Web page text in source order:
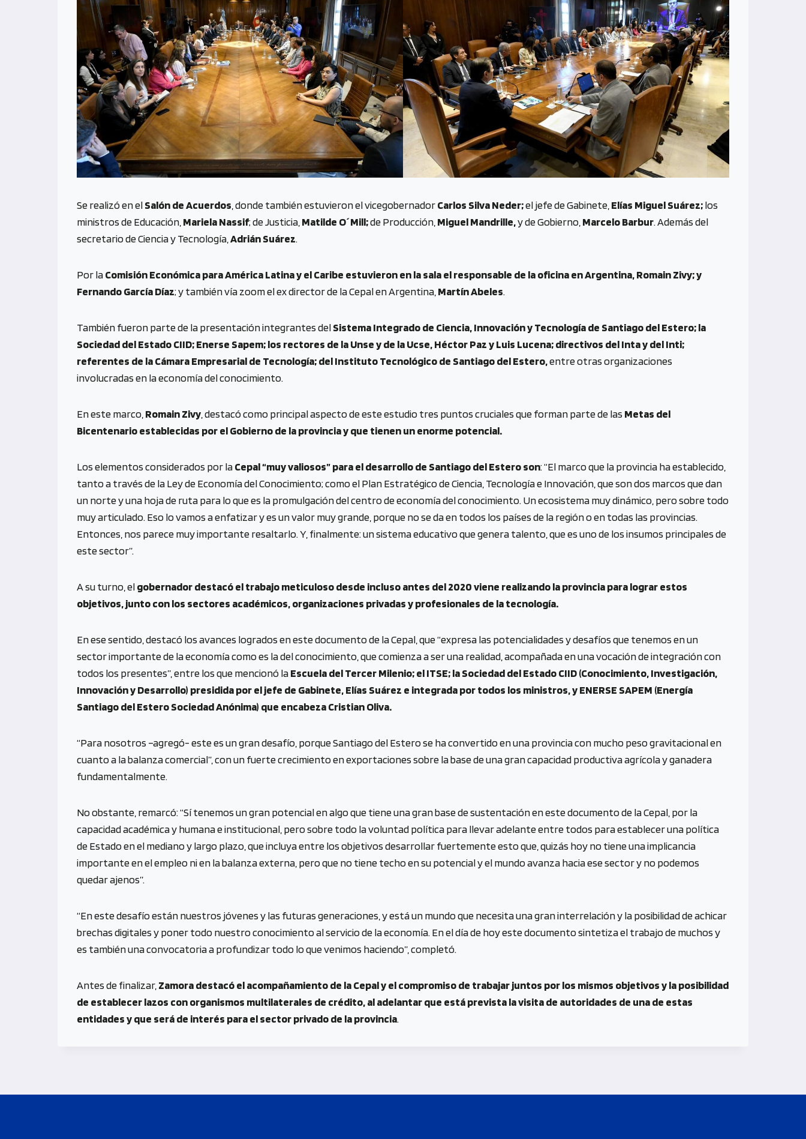
Se realizó en elSalón de Acuerdos , donde también estuvieron el vicegobernadorCarlos Silva Neder;el jefe de Gabinete, Elías Miguel Suárez;los
ministros de Educación, Mariela Nassif; de Justicia, Matilde O´Mill;de Producción, Miguel Mandrille,y de Gobierno, Marcelo Barbur. Además del
secretario de Ciencia y Tecnología, Adrián Suárez.
Por laComisión Económica para América Latina y el Caribe estuvieron en la sala el responsable de la oficina en Argentina, Romain Zivy; y
Fernando García Díaz; y también vía zoom el ex director de la Cepal en Argentina, Martín Abeles.
También fueron parte de la presentación integrantes delSistema Integrado de Ciencia, Innovación y Tecnología de Santiago del Estero; la
Sociedad del Estado CIID; Enerse Sapem; los rectores de la Unse y de la Ucse, Héctor Paz y Luis Lucena; directivos del Inta y del Inti;
referentes de la Cámara Empresarial de Tecnología; del Instituto Tecnológico de Santiago del Estero,entre otras organizaciones
involucradas en la economía del conocimiento.
En este marco, Romain Zivy , destacó como principal aspecto de este estudio tres puntos cruciales que forman parte de las Metas del
Bicentenario establecidas por el Gobierno de la provincia y que tienen un enorme potencial.
Los elementos considerados por laCepal “muy valiosos” para el desarrollo de Santiago del Estero son: “El marco que la provincia ha establecido,
tanto a través de la Ley de Economía del Conocimiento; como el Plan Estratégico de Ciencia, Tecnología e Innovación, que son dos marcos que dan
un norte y una hoja de ruta para lo que es la promulgación del centro de economía del conocimiento. Un ecosistema muy dinámico, pero sobre todo
muy articulado. Eso lo vamos a enfatizar y es un valor muy grande, porque no se da en todos los países de la región o en todas las provincias.
Entonces, nos parece muy importante resaltarlo. Y, finalmente: un sistema educativo que genera talento, que es uno de los insumos principales de
este sector”.
A su turno, elgobernador destacó el trabajo meticuloso desde incluso antes del 2020 viene realizando la provincia para lograr estos
objetivos, junto con los sectores académicos, organizaciones privadas y profesionales de la tecnología.
En ese sentido, destacó los avances logrados en este documento de la Cepal, que “expresa las potencialidades y desafíos que tenemos en un
sector importante de la economía como es la del conocimiento, que comienza a ser una realidad, acompañada en una vocación de integración con
todos los presentes”, entre los que mencionó laEscuela del Tercer Milenio; el ITSE; la Sociedad del Estado CIID (Conocimiento, Investigación,
Innovación y Desarrollo) presidida por el jefe de Gabinete, Elías Suárez e integrada por todos los ministros, y ENERSE SAPEM (Energía
Santiago del Estero Sociedad Anónima) que encabeza Cristian Oliva.
“Para nosotros –agregó- este es un gran desafío, porque Santiago del Estero se ha convertido en una provincia con mucho peso gravitacional en
cuanto a la balanza comercial”, con un fuerte crecimiento en exportaciones sobre la base de una gran capacidad productiva agrícola y ganadera
fundamentalmente.
No obstante, remarcó: “Sí tenemos un gran potencial en algo que tiene una gran base de sustentación en este documento de la Cepal, por la
capacidad académica y humana e institucional, pero sobre todo la voluntad política para llevar adelante entre todos para establecer una política
de Estado en el mediano y largo plazo, que incluya entre los objetivos desarrollar fuertemente esto que, quizás hoy no tiene una implicancia
importante en el empleo ni en la balanza externa, pero que no tiene techo en su potencial y el mundo avanza hacia ese sector y no podemos
quedar ajenos”.
“En este desafío están nuestros jóvenes y las futuras generaciones, y está un mundo que necesita una gran interrelación y la posibilidad de achicar
brechas digitales y poner todo nuestro conocimiento al servicio de la economía. En el día de hoy este documento sintetiza el trabajo de muchos y
es también una convocatoria a profundizar todo lo que venimos haciendo”, completó.
Antes de finalizar, Zamora destacó el acompañamiento de la Cepal y el compromiso de trabajar juntos por los mismos objetivos y la posibilidad
de establecer lazos con organismos multilaterales de crédito, al adelantar que está prevista la visita de autoridades de una de estas
entidades y que será de interés para el sector privado de la provincia.